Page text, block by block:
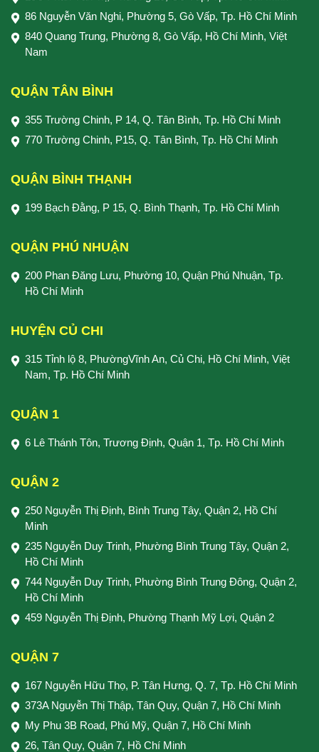
86 Nguyễn Văn Nghi, Phường 5, Gò Vấp, Tp. Hồ Chí Minh
840 Quang Trung, Phường 8, Gò Vấp, Hồ Chí Minh, Việt
Nam
QUẬN TÂN BÌNH
355 Trường Chinh, P 14, Q. Tân Bình, Tp. Hồ Chí Minh
770 Trường Chinh, P15, Q. Tân Bình, Tp. Hồ Chí Minh
QUẬN BÌNH THẠNH
199 Bạch Đằng, P 15, Q. Bình Thạnh, Tp. Hồ Chí Minh
QUẬN PHÚ NHUẬN
200 Phan Đăng Lưu, Phường 10, Quận Phú Nhuận, Tp.
Hồ Chí Minh
HUYỆN CỦ CHI
315 Tỉnh lộ 8, PhườngVĩnh An, Củ Chi, Hồ Chí Minh, Việt
Nam, Tp. Hồ Chí Minh
QUẬN 1
6 Lê Thánh Tôn, Trương Định, Quận 1, Tp. Hồ Chí Minh
QUẬN 2
250 Nguyễn Thị Định, Bình Trung Tây, Quận 2, Hồ Chí
Minh
235 Nguyễn Duy Trinh, Phường Bình Trung Tây, Quận 2,
Hồ Chí Minh
744 Nguyễn Duy Trinh, Phường Bình Trung Đông, Quận 2,
Hồ Chí Minh
459 Nguyễn Thị Định, Phường Thạnh Mỹ Lợi, Quận 2
QUẬN 7
167 Nguyễn Hữu Thọ, P. Tân Hưng, Q. 7, Tp. Hồ Chí Minh
373A Nguyễn Thị Thập, Tân Quy, Quận 7, Hồ Chí Minh
My Phu 3B Road, Phú Mỹ, Quận 7, Hồ Chí Minh
26, Tân Quy, Quận 7, Hồ Chí Minh